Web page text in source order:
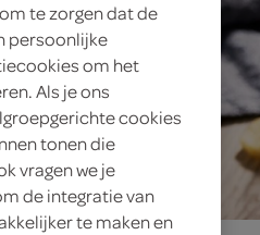
te zorgen dat de
persoonlijke
om het
Als je ons
cookies
tonen die
vragen we je
de integratie van
te maken en